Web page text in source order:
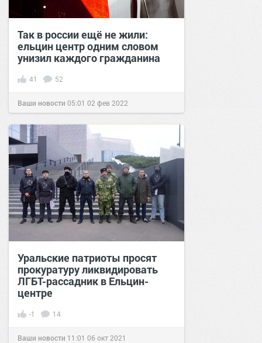
Так в россии ещё не жили:
ельцин центр одним словом
унизил каждого гражданина
41 52
Ваши новости 05:01 02 фев 2022
Уральские патриоты просят
прокуратуру ликвидировать
ЛГБТ-рассадник в Ельцин-
центре
-1 14
Ваши новости 11:01 06 окт 2021